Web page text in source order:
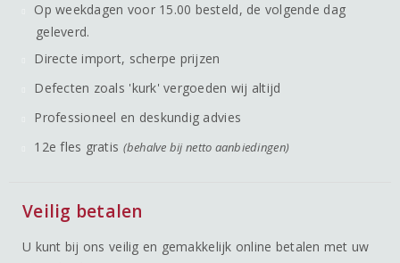
Op weekdagen voor 15.00 besteld, de volgende dag
geleverd.
Directe import, scherpe prijzen
Defecten zoals 'kurk' vergoeden wij altijd
Professioneel en deskundig advies
12e fles gratis (behalve bij netto aanbiedingen)
Veilig betalen
U kunt bij ons veilig en gemakkelijk online betalen met uw